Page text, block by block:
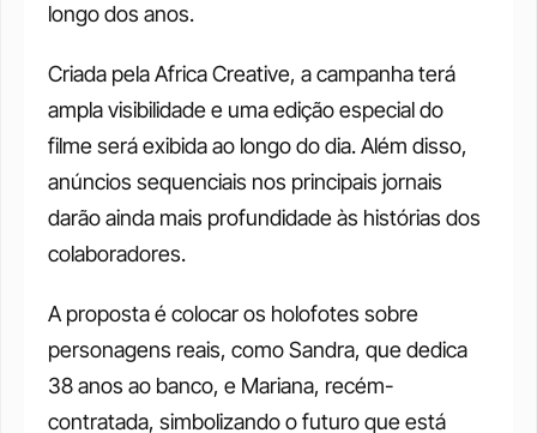
longo dos anos.
Criada pela Africa Creative, a campanha terá
ampla visibilidade e uma edição especial do
filme será exibida ao longo do dia. Além disso,
anúncios sequenciais nos principais jornais
darão ainda mais profundidade às histórias dos
colaboradores.
A proposta é colocar os holofotes sobre
personagens reais, como Sandra, que dedica
38 anos ao banco, e Mariana, recém-
contratada, simbolizando o futuro que está